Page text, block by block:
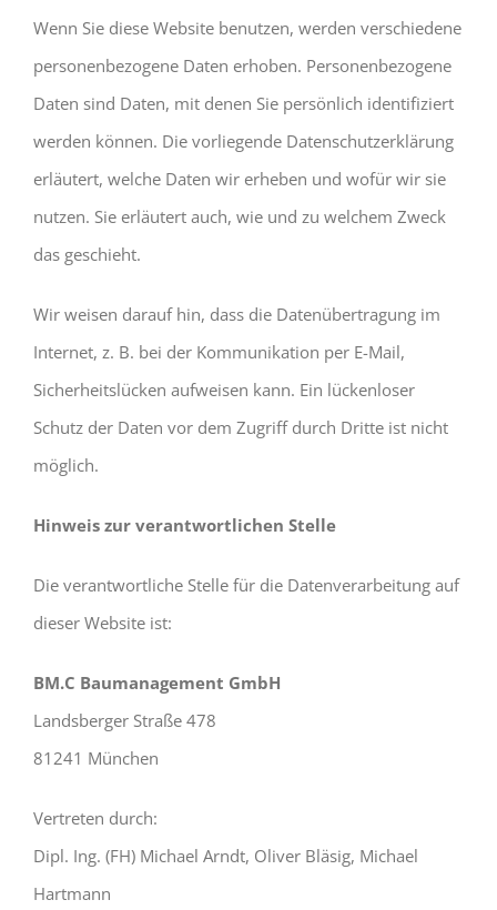
Wenn Sie diese Website benutzen, werden verschiedene
personenbezogene Daten erhoben. Personenbezogene
Daten sind Daten, mit denen Sie persönlich identifiziert
werden können. Die vorliegende Datenschutzerklärung
erläutert, welche Daten wir erheben und wofür wir sie
nutzen. Sie erläutert auch, wie und zu welchem Zweck
das geschieht.
Wir weisen darauf hin, dass die Datenübertragung im
Internet, z. B. bei der Kommunikation per E-Mail,
Sicherheitslücken aufweisen kann. Ein lückenloser
Schutz der Daten vor dem Zugriff durch Dritte ist nicht
möglich.
Hinweis zur verantwortlichen Stelle
Die verantwortliche Stelle für die Datenverarbeitung auf
dieser Website ist:
BM.C Baumanagement GmbH
Landsberger Straße 478
81241 München
Vertreten durch:
Dipl. Ing. (FH) Michael Arndt, Oliver Bläsig, Michael
Hartmann